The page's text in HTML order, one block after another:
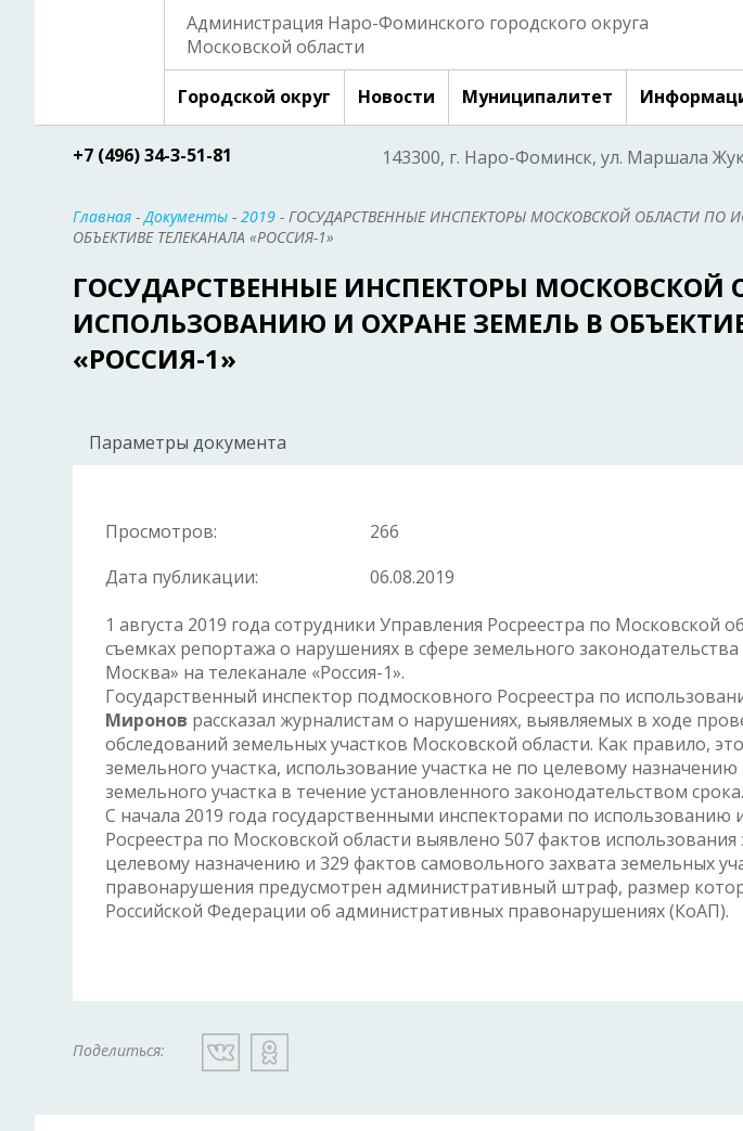
Администрация Наро-Фоминского городского округа
Московской области
Городской округ Новости Муниципалитет
+7 (496) 34-3-51-81 143300, г. Наро-Фоминск, ул. Маршала
Главная -Документы - 2019 - ГОСУДАРСТВЕННЫЕ ИНСПЕКТОРЫ МОСКОВСКОЙ ОБЛАСТИ ПО
ОБЪЕКТИВЕ ТЕЛЕКАНАЛА «РОССИЯ-1»
ГОСУДАРСТВЕННЫЕ ИНСПЕКТОРЫ МОСКОВСКОЙ
ИСПОЛЬЗОВАНИЮ И ОХРАНЕ ЗЕМЕЛЬ В
«РОССИЯ-1»
Параметры документа
Просмотров:
266
Дата публикации:
06.08.2019
1 августа 2019 года сотрудники Управления Росреестра по Московской
съемках репортажа о нарушениях в сфере земельного
Москва» на телеканале «Россия-1».
Государственный инспектор подмосковного Росреестра по
Миронов рассказал журналистам о нарушениях, выявляемых в ходе
обследований земельных участков Московской области. Как правило,
земельного участка, использование участка не по целевому
земельного участка в течение установленного законодательством срока.
С начала 2019 года государственными инспекторами по использованию
Росреестра по Московской области выявлено 507 фактов
целевому назначению и 329 фактов самовольного захвата земельных
правонарушения предусмотрен административный штраф, размер
Российской Федерации об административных правонарушениях (КоАП).
Поделиться: